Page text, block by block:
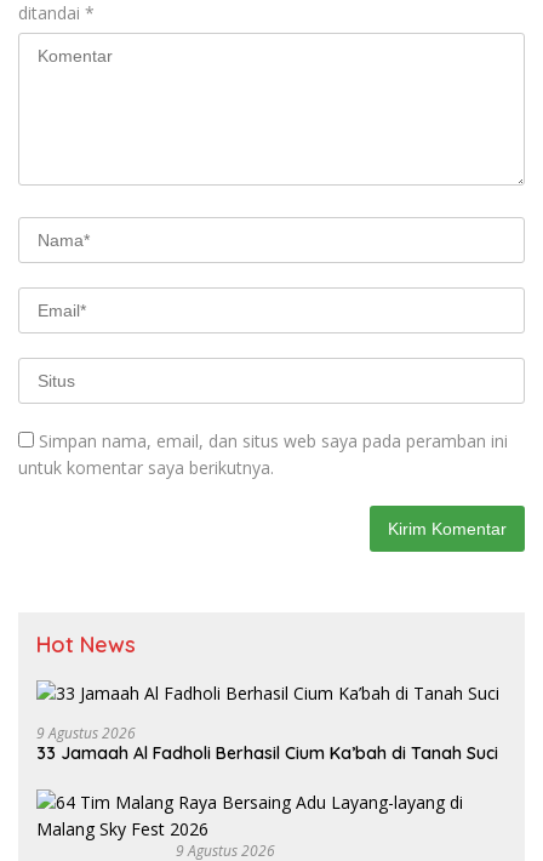
ditandai *
Simpan nama, email, dan situs web saya pada peramban ini
untuk komentar saya berikutnya.
Hot News
9 Agustus 2026
33 Jamaah Al Fadholi Berhasil Cium Ka’bah di Tanah Suci
9 Agustus 2026